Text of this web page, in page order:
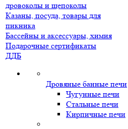
дровоколы и щепоколы
Казаны, посуда, товары для
пикника
Бассейны и аксессуары, химия
Подарочные сертификаты
ДДБ
Дровяные банные печи
Чугунные печи
Стальные печи
Кирпичные печи